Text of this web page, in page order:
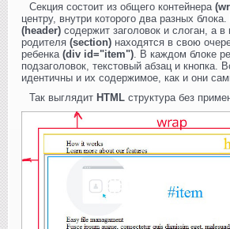
Секция состоит из общего контейнера
центру, внутри которого два разных
(header) содержит заголовок и слоган, а
родителя (section) находятся в свою
ребенка (div id="item"). В каждом блоке
подзаголовок, текстовый абзац и кнопка.
идентичны и их содержимое, как и они
Так выглядит HTML структура без